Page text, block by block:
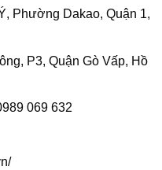
Phường Dakao, Quận 1,
P3, Quận Gò Vấp, Hồ
069 632